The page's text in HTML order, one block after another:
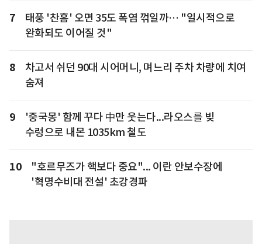
7
태풍 '찬홈' 오면 35도 폭염 꺾일까… "일시적으로
완화되도 이어질 것"
8
차고서 쉬던 90대 시어머니, 며느리 주차 차량에 치여
숨져
9
'중국몽' 함께 꾸다 中만 웃는다...라오스를 빚
수렁으로 내몬 1035km 철도
10
"호르무즈가 핵보다 중요"... 이란 안보수장에
'혁명수비대 전설' 초강경파